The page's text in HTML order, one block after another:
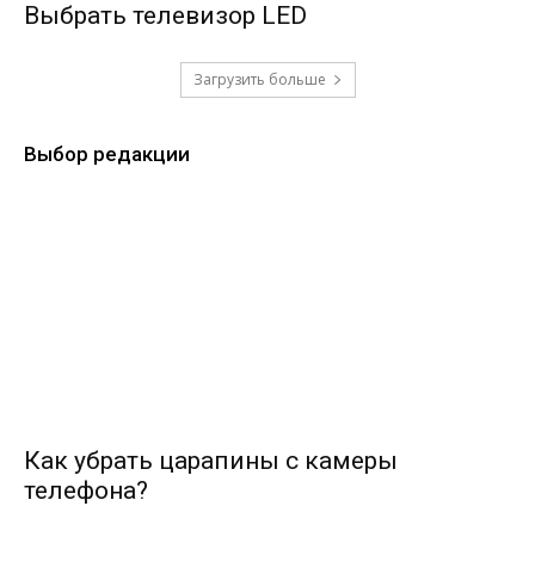
Выбрать телевизор LED
Загрузить больше
Выбор редакции
Как убрать царапины с камеры
телефона?